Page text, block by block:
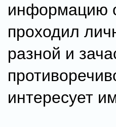
информацию
проходил
разной и
интересует